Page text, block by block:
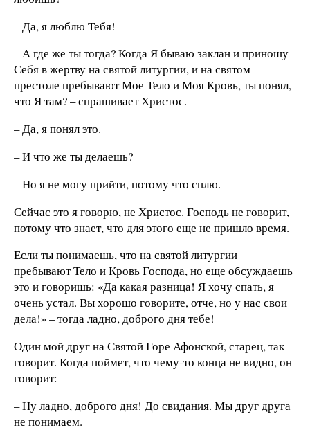
– Да, я люблю Тебя!
– А где же ты тогда? Когда Я бываю заклан и приношу
Себя в жертву на святой литургии, и на святом
престоле пребывают Мое Тело и Моя Кровь, ты понял,
что Я там? – спрашивает Христос.
– Да, я понял это.
– И что же ты делаешь?
– Но я не могу прийти, потому что сплю.
Сейчас это я говорю, не Христос. Господь не говорит,
потому что знает, что для этого еще не пришло время.
Если ты понимаешь, что на святой литургии
пребывают Тело и Кровь Господа, но еще обсуждаешь
это и говоришь: «Да какая разница! Я хочу спать, я
очень устал. Вы хорошо говорите, отче, но у нас свои
дела!» – тогда ладно, доброго дня тебе!
Один мой друг на Святой Горе Афонской, старец, так
говорит. Когда поймет, что чему-то конца не видно, он
говорит:
– Ну ладно, доброго дня! До свидания. Мы друг друга
не понимаем.